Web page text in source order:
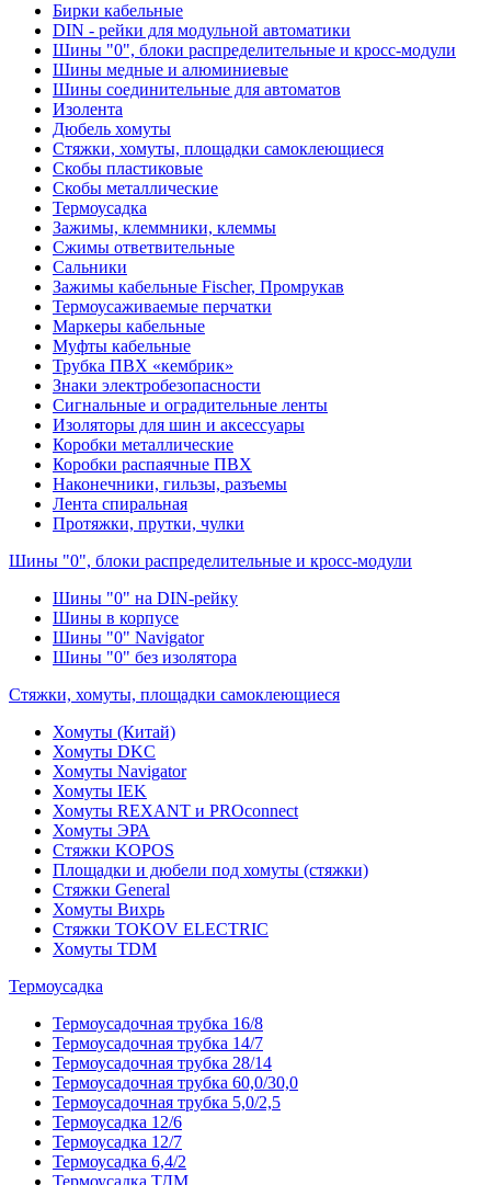
Бирки кабельные
DIN - рейки для модульной автоматики
Шины "0", блоки распределительные и кросс-модули
Шины медные и алюминиевые
Шины соединительные для автоматов
Изолента
Дюбель хомуты
Стяжки, хомуты, площадки самоклеющиеся
Скобы пластиковые
Скобы металлические
Термоусадка
Зажимы, клеммники, клеммы
Сжимы ответвительные
Сальники
Зажимы кабельные Fischer, Промрукав
Термоусаживаемые перчатки
Маркеры кабельные
Муфты кабельные
Трубка ПВХ «кембрик»
Знаки электробезопасности
Сигнальные и оградительные ленты
Изоляторы для шин и аксессуары
Коробки металлические
Коробки распаячные ПВХ
Наконечники, гильзы, разъемы
Лента спиральная
Протяжки, прутки, чулки
Шины "0", блоки распределительные и кросс-модули
Шины "0" на DIN-рейку
Шины в корпусе
Шины "0" Navigator
Шины "0" без изолятора
Стяжки, хомуты, площадки самоклеющиеся
Хомуты (Китай)
Хомуты DKC
Хомуты Navigator
Хомуты IEK
Хомуты REXANT и PROconnect
Хомуты ЭРА
Стяжки KOPOS
Площадки и дюбели под хомуты (стяжки)
Стяжки General
Хомуты Вихрь
Стяжки TOKOV ELECTRIC
Хомуты TDM
Термоусадка
Термоусадочная трубка 16/8
Термоусадочная трубка 14/7
Термоусадочная трубка 28/14
Термоусадочная трубка 60,0/30,0
Термоусадочная трубка 5,0/2,5
Термоусадка 12/6
Термоусадка 12/7
Термоусадка 6,4/2
Термоусадка ТДМ